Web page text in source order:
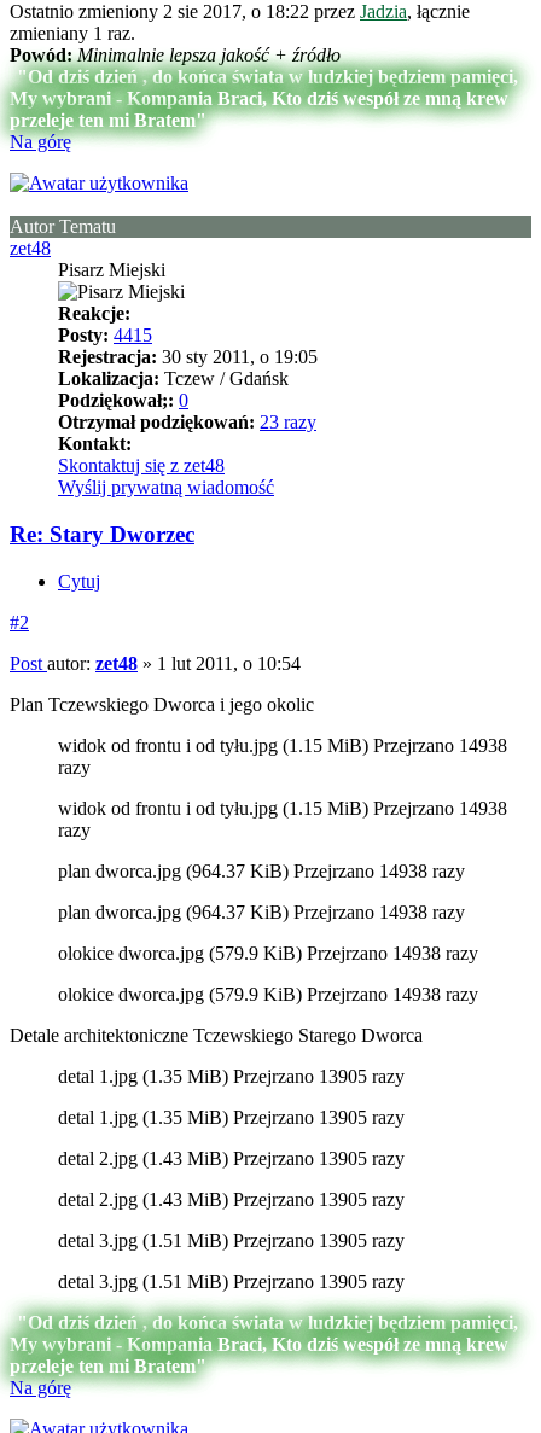
Ostatnio zmieniony 2 sie 2017, o 18:22 przez Jadzia, łącznie
zmieniany 1 raz.
Powód: Minimalnie lepsza jakość + źródło
"Od dziś dzień , do końca świata w ludzkiej będziem pamięci,
My wybrani - Kompania Braci, Kto dziś wespół ze mną krew
przeleje ten mi Bratem"
Na górę
Autor Tematu
zet48
Pisarz Miejski
Reakcje:
Posty: 4415
Rejestracja: 30 sty 2011, o 19:05
Lokalizacja: Tczew / Gdańsk
Podziękował;: 0
Otrzymał podziękowań: 23 razy
Kontakt:
Skontaktuj się z zet48
Wyślij prywatną wiadomość
Re: Stary Dworzec
Cytuj
#2
Post autor: zet48 » 1 lut 2011, o 10:54
Plan Tczewskiego Dworca i jego okolic
widok od frontu i od tyłu.jpg (1.15 MiB) Przejrzano 14938
razy
widok od frontu i od tyłu.jpg (1.15 MiB) Przejrzano 14938
razy
plan dworca.jpg (964.37 KiB) Przejrzano 14938 razy
plan dworca.jpg (964.37 KiB) Przejrzano 14938 razy
olokice dworca.jpg (579.9 KiB) Przejrzano 14938 razy
olokice dworca.jpg (579.9 KiB) Przejrzano 14938 razy
Detale architektoniczne Tczewskiego Starego Dworca
detal 1.jpg (1.35 MiB) Przejrzano 13905 razy
detal 1.jpg (1.35 MiB) Przejrzano 13905 razy
detal 2.jpg (1.43 MiB) Przejrzano 13905 razy
detal 2.jpg (1.43 MiB) Przejrzano 13905 razy
detal 3.jpg (1.51 MiB) Przejrzano 13905 razy
detal 3.jpg (1.51 MiB) Przejrzano 13905 razy
"Od dziś dzień , do końca świata w ludzkiej będziem pamięci,
My wybrani - Kompania Braci, Kto dziś wespół ze mną krew
przeleje ten mi Bratem"
Na górę